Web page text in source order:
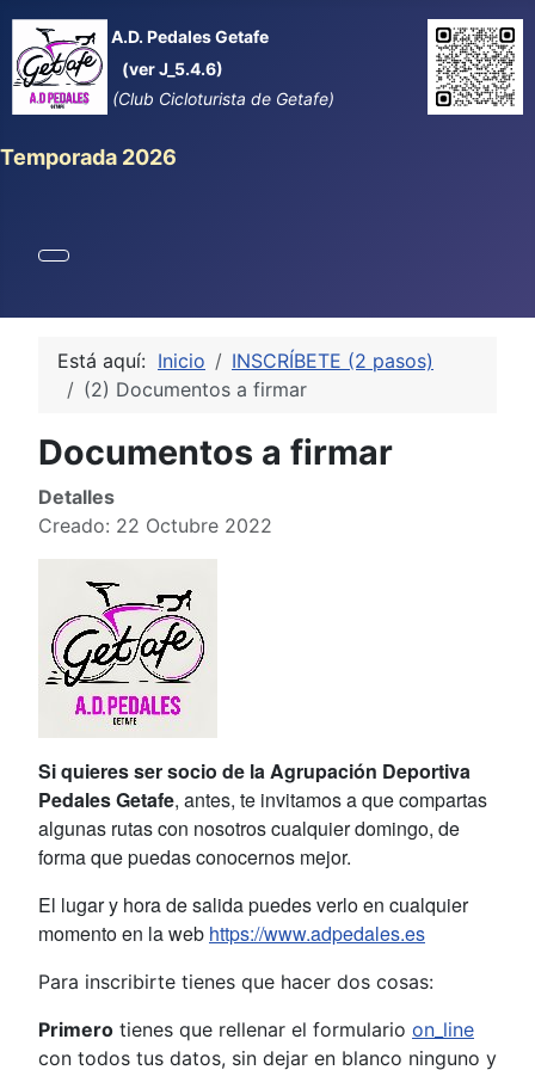
A.D. Pedales Getafe
(ver J_5.4.6)
(Club Cicloturista de Getafe)
Temporada 2026
Está aquí: Inicio
INSCRÍBETE (2 pasos)
(2) Documentos a firmar
Documentos a firmar
Detalles
Creado: 22 Octubre 2022
Si quieres ser socio de la Agrupación Deportiva
Pedales Getafe, antes, te invitamos a que compartas
algunas rutas con nosotros cualquier domingo, de
forma que puedas conocernos mejor.
El lugar y hora de salida puedes verlo en cualquier
momento en la web https://www.adpedales.es
Para inscribirte tienes que hacer dos cosas:
Primero tienes que rellenar el formulario on_line
con todos tus datos, sin dejar en blanco ninguno y